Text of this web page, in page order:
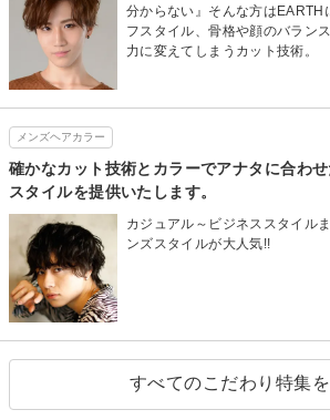
分からない』そんな方は
フスタイル、骨格や顔のバラン
力に変えてしまうカット技術。
メンズヘアカラー
確かなカット技術とカラーでアナタに合わせ
スタイルを提供いたします。
カジュアル～ビジネススタイル
ンズスタイルが大人気!!
すべてのこだわり特集